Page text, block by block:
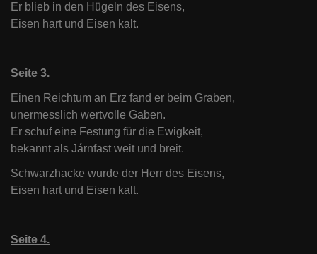
Er blieb in den Hügeln des Eisens,
Eisen hart und Eisen kalt.
Seite 3.
Einen Reichtum an Erz fand er beim Graben,
unermesslich wertvolle Gaben.
Er schuf eine Festung für die Ewigkeit,
bekannt als Járnfast weit und breit.
Schwarzhacke wurde der Herr des Eisens,
Eisen hart und Eisen kalt.
Seite 4.